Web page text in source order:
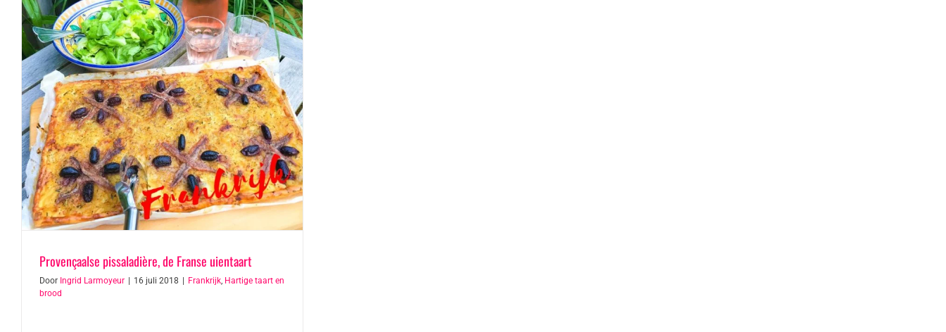
Provençaalse pissaladière, de Franse uientaart
Door Ingrid Larmoyeur 16 juli 2018 Frankrijk, Hartige taart en
brood